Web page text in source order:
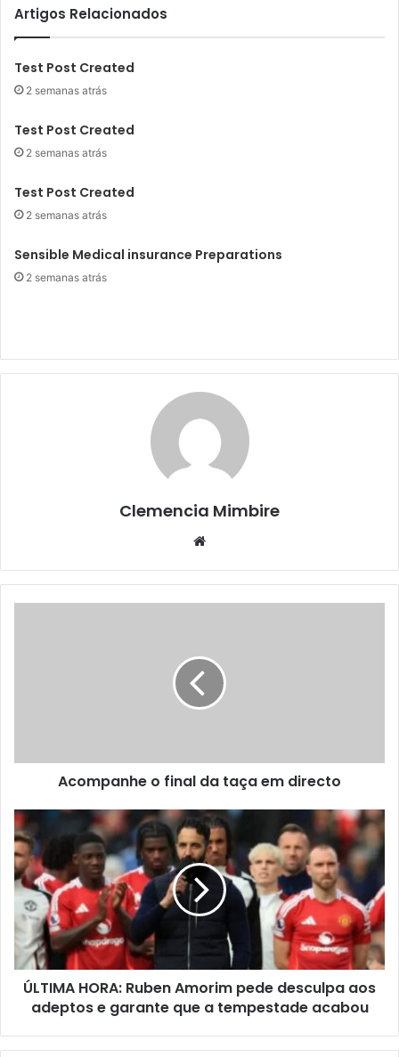
Artigos Relacionados
Test Post Created
2 semanas atrás
Test Post Created
2 semanas atrás
Test Post Created
2 semanas atrás
Sensible Medical insurance Preparations
2 semanas atrás
Clemencia Mimbire
Website
Acompanhe o final da taça em directo
ÚLTIMA HORA: Ruben Amorim pede desculpa aos
adeptos e garante que a tempestade acabou